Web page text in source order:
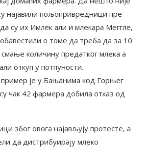
најавили пољопривредници пре
су их Имлек али и млекара Меггле,
о томе да треба да за 10
количину предатког млека а
откуп у потпуности.
пример је у Бањанима код Горњег
чак 42 фармера добила отказ од
због овога најављују протесте, а
да дистрибуирају млеко